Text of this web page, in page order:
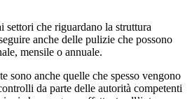
settori che riguardano la struttura
anche delle pulizie che possono
mensile o annuale.
sono anche quelle che spesso vengono
da parte delle autorità competenti